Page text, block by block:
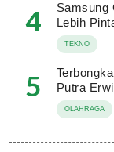
4
Samsung
Lebih
TEKNO
5
Putra
OLAHRAGA